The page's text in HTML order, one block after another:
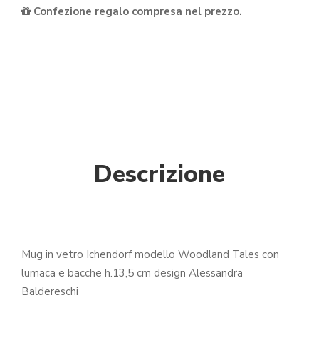
Confezione regalo compresa nel prezzo.
Descrizione
Mug in vetro Ichendorf modello Woodland Tales con
lumaca e bacche h.13,5 cm design Alessandra
Baldereschi